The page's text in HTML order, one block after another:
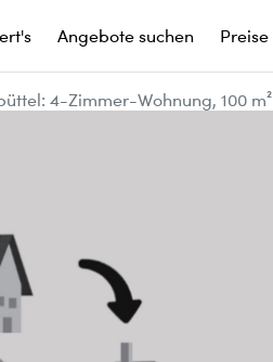
Angebote suchen Preise
4-Zimmer-Wohnung, 100 m²